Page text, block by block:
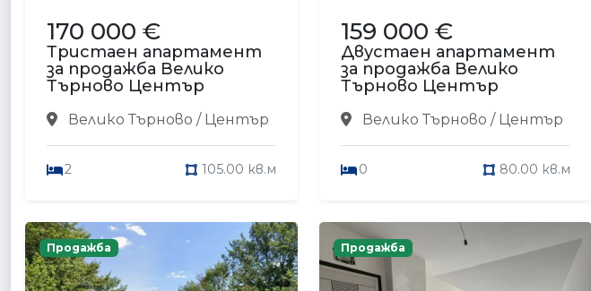
170 000 €
Тристаен апартамент
за продажба Велико
Търново Център
Велико Търново / Център
2 105.00 кв.м
159 000 €
Двустаен апартамент
за продажба Велико
Търново Център
Велико Търново / Център
0 80.00 кв.м
Продажба Продажба